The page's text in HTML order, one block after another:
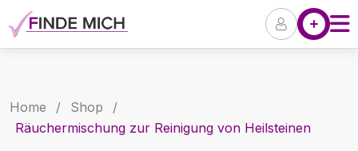
to
content
Angebote
Home / Shop
/
Räuchermischung zur Reinigung von Heilsteinen